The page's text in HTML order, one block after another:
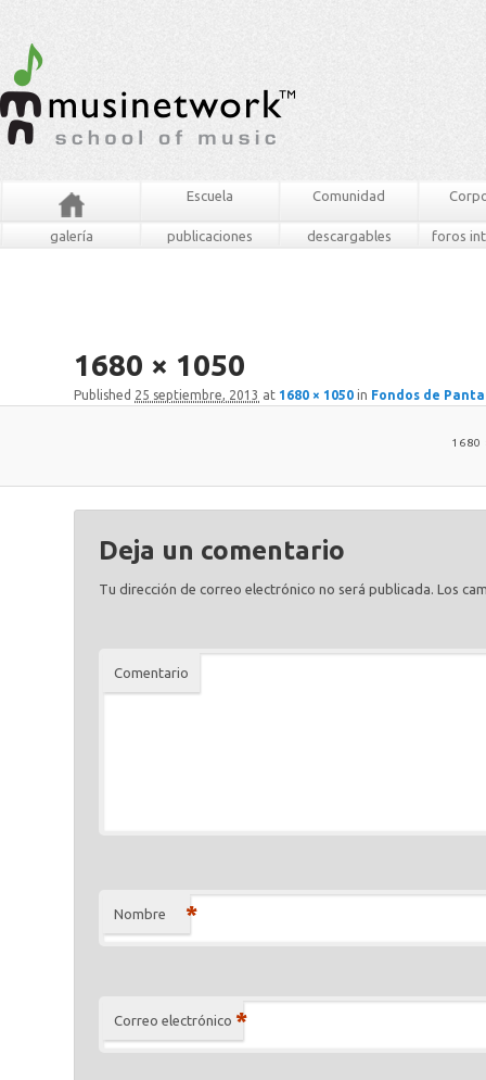
Escuela Comunidad
galería publicaciones descargables foros
1680 × 1050
Published 25 septiembre, 2013 at 1680 × 1050 in Fondos de
1680
Deja un comentario
Tu dirección de correo electrónico no será publicada. Los
Comentario
Nombre *
Correo electrónico *